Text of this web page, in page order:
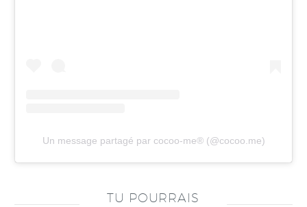
Un message partagé par cocoo-me®️ (@cocoo.me)
TU POURRAIS